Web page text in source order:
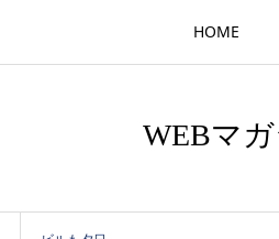
HOME
WEBマ